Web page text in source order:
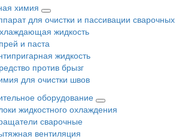
химия
для очистки и пассивации
жидкость
и паста
жидкость
против брызг
для очистки швов
оборудование
жидкостного охлаждения
сварочные
вентиляция